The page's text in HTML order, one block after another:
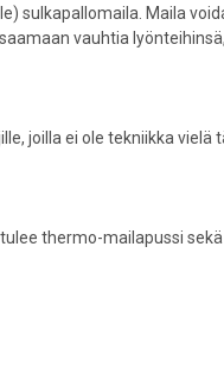
sulkapallomaila. Maila
vauhtia
joilla ei ole tekniikka
thermo-mailapussi sekä